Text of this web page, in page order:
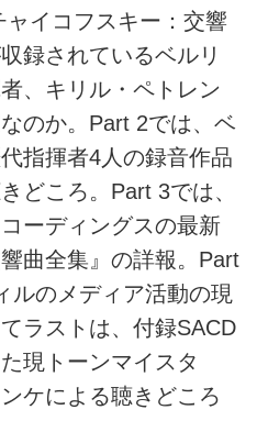
イコフスキー：交響
録されているベルリ
、キリル・ペトレン
のか。Part 2では、ベ
指揮者4人の録音作品
どころ。Part 3では、
ーディングスの最新
曲全集』の詳報。Part
ルのメディア活動の現
ラストは、付録SACD
現トーンマイスタ
ケによる聴きどころ